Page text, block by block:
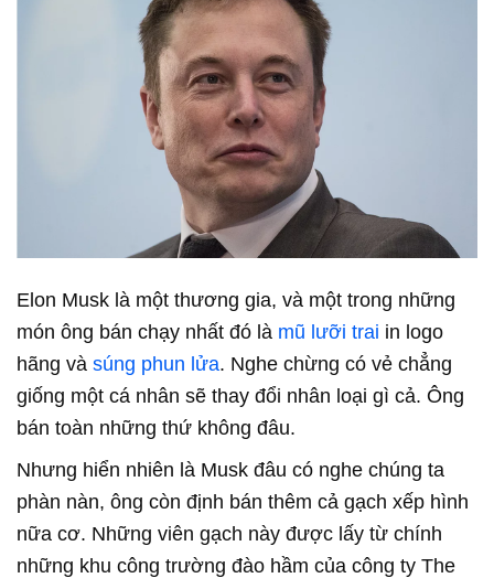
Elon Musk là một thương gia, và một trong những
món ông bán chạy nhất đó là mũ lưỡi trai in logo
hãng và súng phun lửa. Nghe chừng có vẻ chẳng
giống một cá nhân sẽ thay đổi nhân loại gì cả. Ông
bán toàn những thứ không đâu.
Nhưng hiển nhiên là Musk đâu có nghe chúng ta
phàn nàn, ông còn định bán thêm cả gạch xếp hình
nữa cơ. Những viên gạch này được lấy từ chính
những khu công trường đào hầm của công ty The